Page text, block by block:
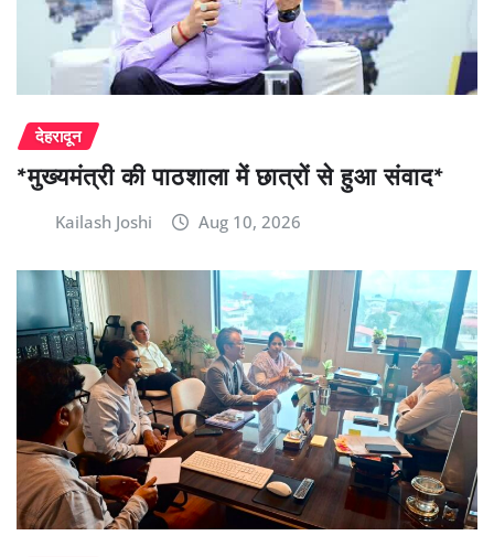
देहरादून
*मुख्यमंत्री की पाठशाला में छात्रों से हुआ संवाद*
Kailash Joshi Aug 10, 2026